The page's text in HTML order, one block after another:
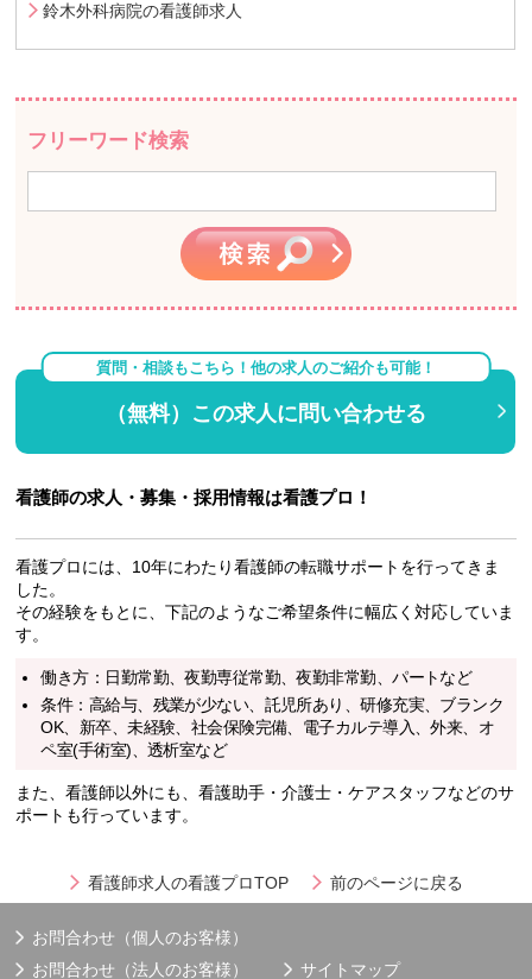
鈴木外科病院の看護師求人
フリーワード検索
質問・相談もこちら！他の求人のご紹介も可能！
（無料）この求人に問い合わせる
看護師の求人・募集・採用情報は看護プロ！
看護プロには、10年にわたり看護師の転職サポートを行ってきま
した。
その経験をもとに、下記のようなご希望条件に幅広く対応していま
す。
働き方：日勤常勤、夜勤専従常勤、夜勤非常勤、パートなど
条件：高給与、残業が少ない、託児所あり、研修充実、ブランク
OK、新卒、未経験、社会保険完備、電子カルテ導入、外来、オ
ペ室(手術室)、透析室など
また、看護師以外にも、看護助手・介護士・ケアスタッフなどのサ
ポートも行っています。
看護師求人の看護プロTOP 前のページに戻る
お問合わせ（個人のお客様）
お問合わせ（法人のお客様）
サイトマップ